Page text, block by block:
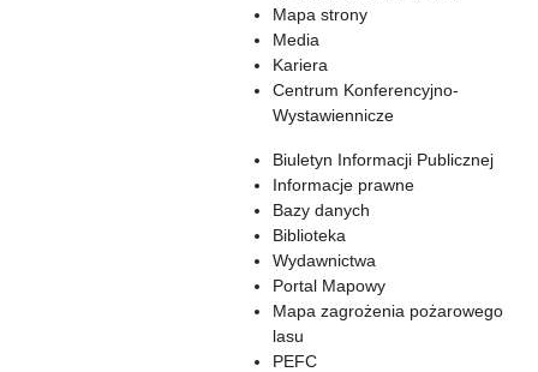
Mapa strony
Media
Kariera
Centrum Konferencyjno-
Wystawiennicze
Biuletyn Informacji Publicznej
Informacje prawne
Bazy danych
Biblioteka
Wydawnictwa
Portal Mapowy
Mapa zagrożenia pożarowego
lasu
PEFC